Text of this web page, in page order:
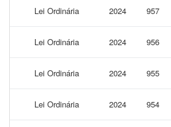
Lei Ordinária 2024 957
Lei Ordinária 2024 956
Lei Ordinária 2024 955
Lei Ordinária 2024 954